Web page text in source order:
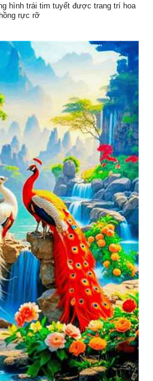
hình trái tim tuyết được trang trí hoa
hồng rực rỡ